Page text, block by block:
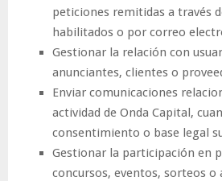
peticiones remitidas a través
habilitados o por correo
Gestionar la relación con
anunciantes, clientes o
Enviar comunicaciones
actividad de Onda Capital,
consentimiento o base legal
Gestionar la participación en
concursos, eventos, sorteos o